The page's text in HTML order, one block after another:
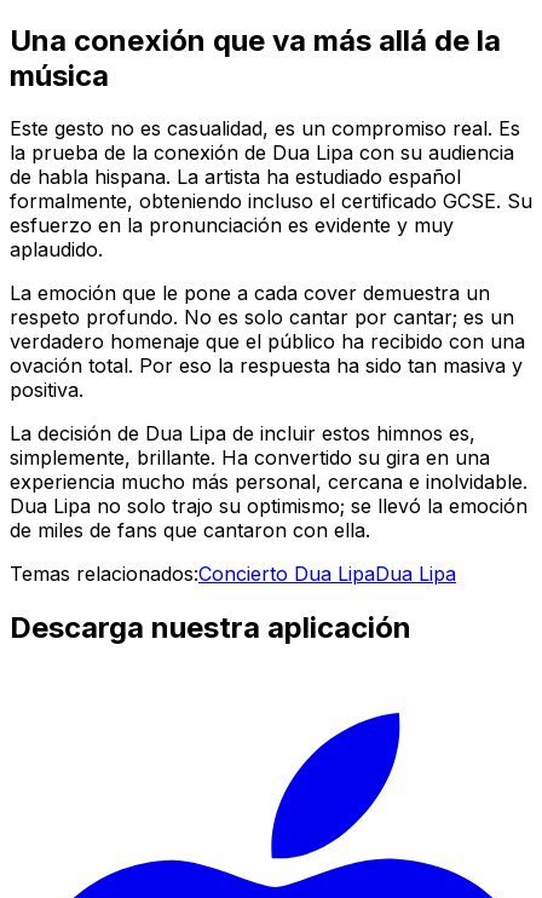
Una conexión que va más allá de la
música
Este gesto no es casualidad, es un compromiso real. Es
la prueba de la conexión de Dua Lipa con su audiencia
de habla hispana. La artista ha estudiado español
formalmente, obteniendo incluso el certificado GCSE. Su
esfuerzo en la pronunciación es evidente y muy
aplaudido.
La emoción que le pone a cada cover demuestra un
respeto profundo. No es solo cantar por cantar; es un
verdadero homenaje que el público ha recibido con una
ovación total. Por eso la respuesta ha sido tan masiva y
positiva.
La decisión de Dua Lipa de incluir estos himnos es,
simplemente, brillante. Ha convertido su gira en una
experiencia mucho más personal, cercana e inolvidable.
Dua Lipa no solo trajo su optimismo; se llevó la emoción
de miles de fans que cantaron con ella.
Temas relacionados:Concierto Dua LipaDua Lipa
Descarga nuestra aplicación